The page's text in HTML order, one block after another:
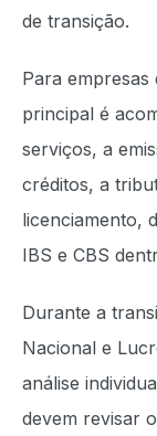
de transição.
Para empresas
principal é
serviços, a
créditos, a
licenciamento,
IBS e CBS
Durante a
Nacional e
análise
devem revisar